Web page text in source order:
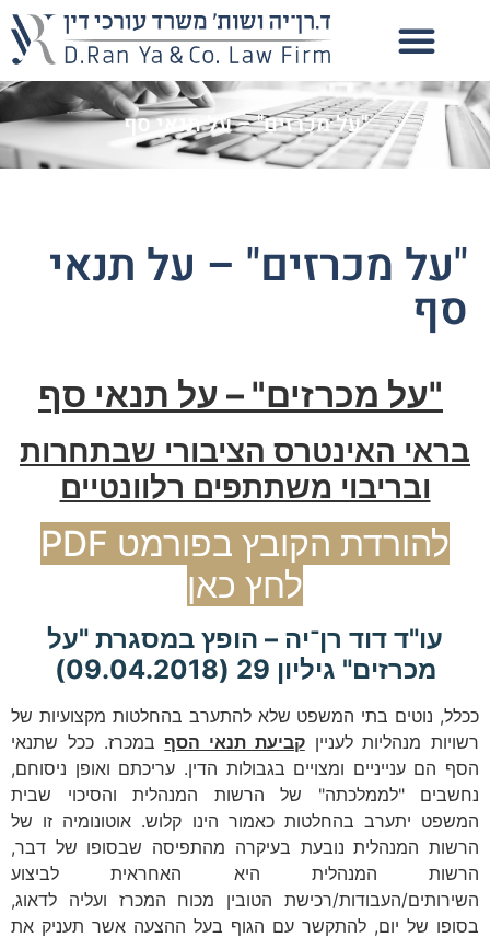
"על מכרזים" – על תנאי סף
"על מכרזים" – על תנאי
סף
"על מכרזים" – על תנאי סף
בראי האינטרס הציבורי שבתחרות
ובריבוי משתתפים רלוונטיים
להורדת הקובץ בפורמט PDF
לחץ כאן
עו"ד דוד רן־יה – הופץ במסגרת "על
מכרזים" גיליון 29 (09.04.2018)
ככלל, נוטים בתי המשפט שלא להתערב בהחלטות מקצועיות של
רשויות מנהליות לענייןקביעת תנאי הסף במכרז. ככל שתנאי
הסף הם ענייניים ומצויים בגבולות הדין. עריכתם ואופן ניסוחם,
נחשבים "לממלכתה" של הרשות המנהלית והסיכוי שבית
המשפט יתערב בהחלטות כאמור הינו קלוש. אוטונומיה זו של
הרשות המנהלית נובעת בעיקרה מהתפיסה שבסופו של דבר,
הרשות המנהלית היא האחראית לביצוע
השירותים/העבודות/רכישת הטובין מכוח המכרז ועליה לדאוג,
בסופו של יום, להתקשר עם הגוף בעל ההצעה אשר תעניק את